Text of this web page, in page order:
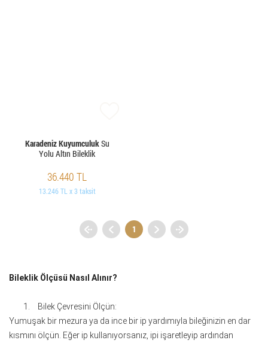
Karadeniz KuyumculukSu
Yolu Altın Bileklik
36.440 TL
13.246 TL x 3 taksit
1
Bileklik Ölçüsü Nasıl Alınır?
1.
Bilek Çevresini Ölçün:
Yumuşak bir mezura ya da ince bir ip yardımıyla bileğinizin en dar
kısmını ölçün. Eğer ip kullanıyorsanız, ipi işaretleyip ardından